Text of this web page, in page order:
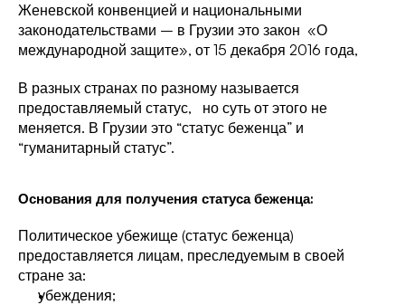
Женевской конвенцией и национальными
законодательствами – в Грузии это закон  «О
международной защите», от 15 декабря 2016 года,
В разных странах по разному называется
предоставляемый статус,   но суть от этого не
меняется. В Грузии это “статус беженца” и
“гуманитарный статус”.
Основания для получения статуса беженца:
Политическое убежище (статус беженца)
предоставляется лицам, преследуемым в своей
стране за:
убеждения;